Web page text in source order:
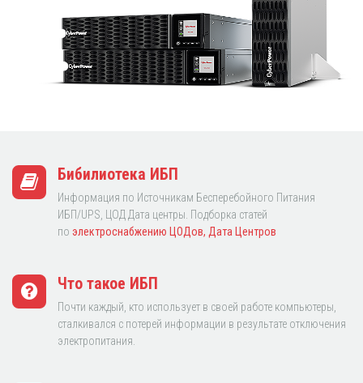
Бибилиотека ИБП
Информация по Источникам Бесперебойного Питания
ИБП/UPS, ЦОД Дата центры. Подборка статей
по электроснабжению ЦОДов, Дата Центров
Что такое ИБП
Почти каждый, кто использует в своей работе компьютеры,
сталкивался с потерей информации в результате отключения
электропитания.